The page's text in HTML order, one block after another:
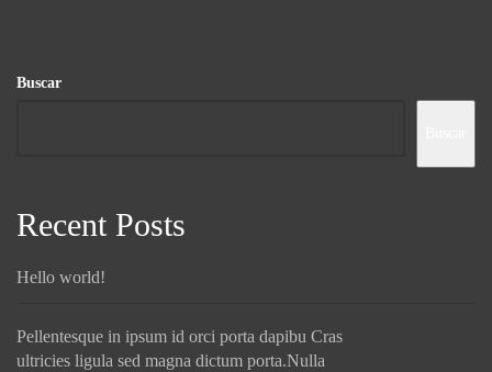
Buscar
Recent Posts
Hello world!
Pellentesque in ipsum id orci porta dapibu Cras
ultricies ligula sed magna dictum porta.Nulla